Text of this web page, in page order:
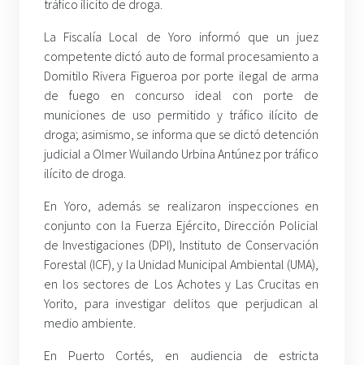
tráfico ilícito de droga.
La Fiscalía Local de Yoro informó que un juez
competente dictó auto de formal procesamiento a
Domitilo Rivera Figueroa por porte ilegal de arma
de fuego en concurso ideal con porte de
municiones de uso permitido y tráfico ilícito de
droga; asimismo, se informa que se dictó detención
judicial a Olmer Wuilando Urbina Antúnez por tráfico
ilícito de droga.
En Yoro, además se realizaron inspecciones en
conjunto con la Fuerza Ejército, Dirección Policial
de Investigaciones (DPI), Instituto de Conservación
Forestal (ICF), y la Unidad Municipal Ambiental (UMA),
en los sectores de Los Achotes y Las Crucitas en
Yorito, para investigar delitos que perjudican al
medio ambiente.
En Puerto Cortés, en audiencia de estricta